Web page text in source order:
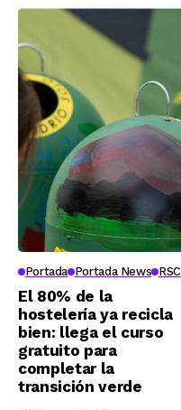
Portada Portada News RSC
El 80% de la
hostelería ya recicla
bien: llega el curso
gratuito para
completar la
transición verde